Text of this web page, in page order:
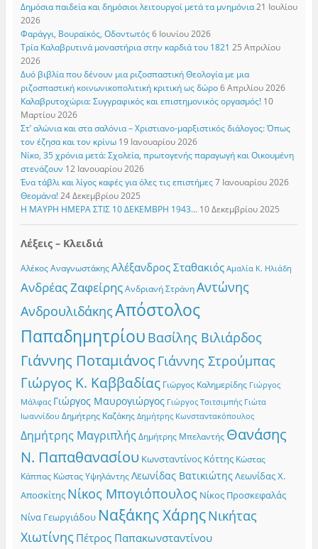
Δημόσια παιδεία και δημόσιοι λειτουργοί μετά τα μνημόνια 21 Ιουλίου
2026
Φαράγγι, Βουραϊκός, Οδοντωτός 6 Ιουνίου 2026
Τρία Καλαβρυτινά μοναστήρια στην καρδιά του 1821 25 Απριλίου
2026
Δυό βιβλία που δένουν μια ριζοσπαστική Θεολογία με μια
ριζοσπαστική κοινωνικοπολιτική κριτική ως δώρο 6 Απριλίου 2026
Καλαβρυτοχώρια: Συγγραφικός και επιστημονικός οργασμός! 10
Μαρτίου 2026
Στ’ αλώνια και στα σαλόνια – Χριστιανο-μαρξιστικός διάλογος: Όπως
τον έζησα και τον κρίνω 19 Ιανουαρίου 2026
Νίκο, 35 χρόνια μετά: Σχολεία, πρωτογενής παραγωγή και Οικουμένη
στενάζουν 12 Ιανουαρίου 2026
Ένα τάβλι και λίγος καφές για όλες τις επιστήμες 7 Ιανουαρίου 2026
Θεομάνα! 24 Δεκεμβρίου 2025
Η ΜΑΥΡΗ ΗΜΕΡΑ ΣΤΙΣ 10 ΔΕΚΕΜΒΡΗ 1943… 10 Δεκεμβρίου 2025
Λέξεις – Κλειδιά
Αλέκος Αναγνωστάκης Αλέξανδρος Σταθακιός Αμαλία Κ. Ηλιάδη
Ανδρέας Ζαφείρης Ανδριανή Στράνη Αντώνης
ΑνδρουλιδάκηςΑπόστολος
Παπαδημητρίου Βασίλης Βιλιάρδος
Γιάννης Ποταμιάνος Γιάννης Στρούμπας
Γιώργος Κ. Καββαδίας Γιώργος Καλημερίδης Γιώργος
Μάλφας Γιώργος Μαυρογιώργος Γιώργος Τσιτσιμπής Γιώτα
Ιωαννίδου Δημήτρης Καζάκης Δημήτρης Κωνσταντακόπουλος
Δημήτρης Μαγριπλής Δημήτρης Μπελαντής Θανάσης
Ν. Παπαθανασίου Κωνσταντίνος Κόττης Κώστας
Κάππας Κώστας Υψηλάντης Λεωνίδας ΒατικιώτηςΛεωνίδας Χ.
Αποσκίτης Νίκος Μπογιόπουλος Νίκος Προσκεφαλάς
Νίνα Γεωργιάδου Ναξάκης ΧάρηςΝικήτας
Χιωτίνης Πέτρος Παπακωνσταντίνου